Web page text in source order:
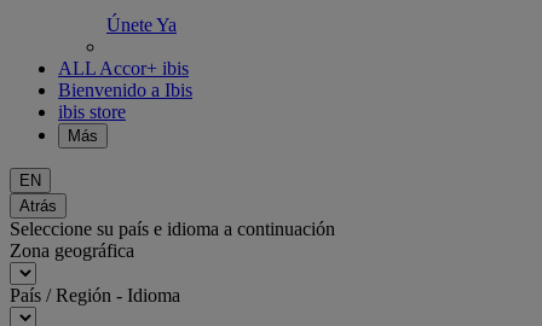
Únete Ya
ALL Accor+ ibis
Bienvenido a Ibis
ibis store
Más
EN
Atrás
Seleccione su país e idioma a continuación
Zona geográfica
País / Región - Idioma